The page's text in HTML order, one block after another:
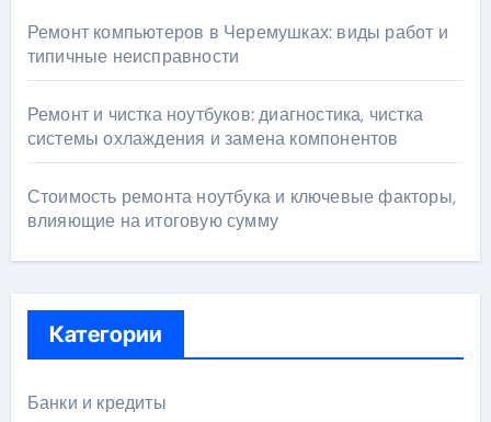
Ремонт компьютеров в Черемушках: виды работ и
типичные неисправности
Ремонт и чистка ноутбуков: диагностика, чистка
системы охлаждения и замена компонентов
Стоимость ремонта ноутбука и ключевые факторы,
влияющие на итоговую сумму
Категории
Банки и кредиты